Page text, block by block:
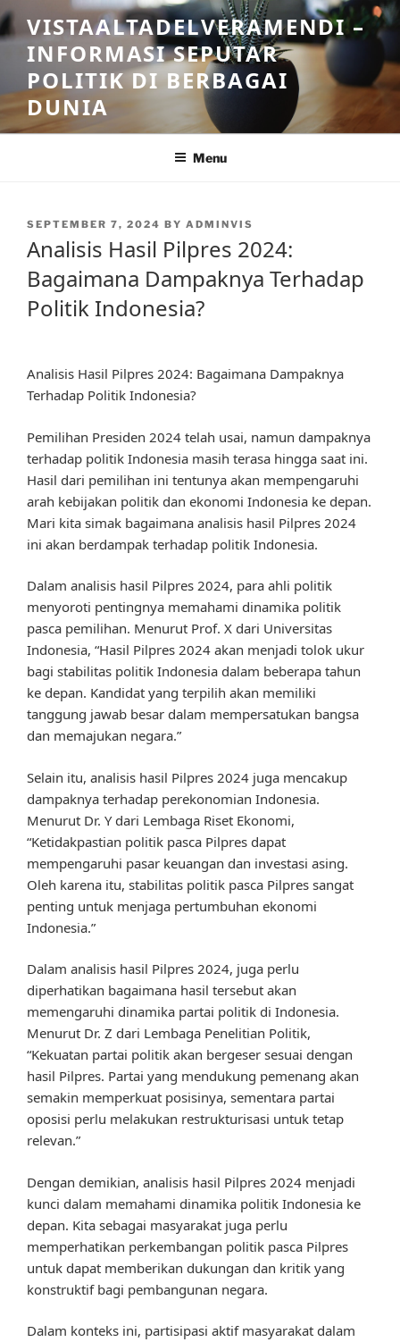
Skip
to
content
VISTAALTADELVERAMENDI –
INFORMASI SEPUTAR
POLITIK DI BERBAGAI
DUNIA
Menu
POSTED
SEPTEMBER 7, 2024 BY ADMINVIS
Analisis Hasil Pilpres 2024:
Bagaimana Dampaknya Terhadap
Politik Indonesia?
Analisis Hasil Pilpres 2024: Bagaimana Dampaknya
Terhadap Politik Indonesia?
Pemilihan Presiden 2024 telah usai, namun dampaknya
terhadap politik Indonesia masih terasa hingga saat ini.
Hasil dari pemilihan ini tentunya akan mempengaruhi
arah kebijakan politik dan ekonomi Indonesia ke depan.
Mari kita simak bagaimana analisis hasil Pilpres 2024
ini akan berdampak terhadap politik Indonesia.
Dalam analisis hasil Pilpres 2024, para ahli politik
menyoroti pentingnya memahami dinamika politik
pasca pemilihan. Menurut Prof. X dari Universitas
Indonesia, “Hasil Pilpres 2024 akan menjadi tolok ukur
bagi stabilitas politik Indonesia dalam beberapa tahun
ke depan. Kandidat yang terpilih akan memiliki
tanggung jawab besar dalam mempersatukan bangsa
dan memajukan negara.”
Selain itu, analisis hasil Pilpres 2024 juga mencakup
dampaknya terhadap perekonomian Indonesia.
Menurut Dr. Y dari Lembaga Riset Ekonomi,
“Ketidakpastian politik pasca Pilpres dapat
mempengaruhi pasar keuangan dan investasi asing.
Oleh karena itu, stabilitas politik pasca Pilpres sangat
penting untuk menjaga pertumbuhan ekonomi
Indonesia.”
Dalam analisis hasil Pilpres 2024, juga perlu
diperhatikan bagaimana hasil tersebut akan
memengaruhi dinamika partai politik di Indonesia.
Menurut Dr. Z dari Lembaga Penelitian Politik,
“Kekuatan partai politik akan bergeser sesuai dengan
hasil Pilpres. Partai yang mendukung pemenang akan
semakin memperkuat posisinya, sementara partai
oposisi perlu melakukan restrukturisasi untuk tetap
relevan.”
Dengan demikian, analisis hasil Pilpres 2024 menjadi
kunci dalam memahami dinamika politik Indonesia ke
depan. Kita sebagai masyarakat juga perlu
memperhatikan perkembangan politik pasca Pilpres
untuk dapat memberikan dukungan dan kritik yang
konstruktif bagi pembangunan negara.
Dalam konteks ini, partisipasi aktif masyarakat dalam